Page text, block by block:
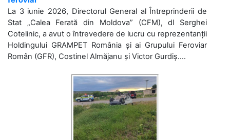
La 3 iunie 2026, Directorul General al Întreprinderii de
Stat „Calea Ferată din Moldova” (CFM), dl Serghei
Cotelinic, a avut o întrevedere de lucru cu reprezentanții
Holdingului GRAMPET România și ai Grupului Feroviar
Român (GFR), Costinel Almăjanu și Victor Gurdiș....